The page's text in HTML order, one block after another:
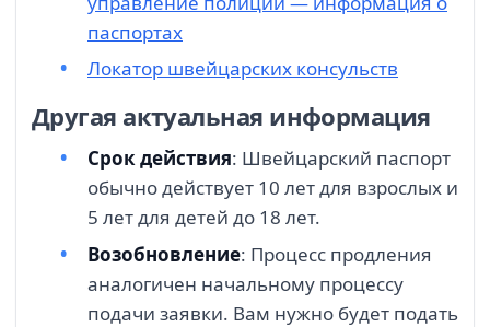
паспортах
Локатор швейцарских консульств
Другая актуальная информация
Срок действия: Швейцарский паспорт
обычно действует 10 лет для взрослых и
5 лет для детей до 18 лет.
Возобновление: Процесс продления
аналогичен начальному процессу
подачи заявки. Вам нужно будет подать